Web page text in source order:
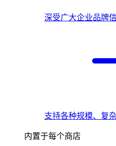
深受广大企业品牌
支持各种规模、复
内置于每个商店